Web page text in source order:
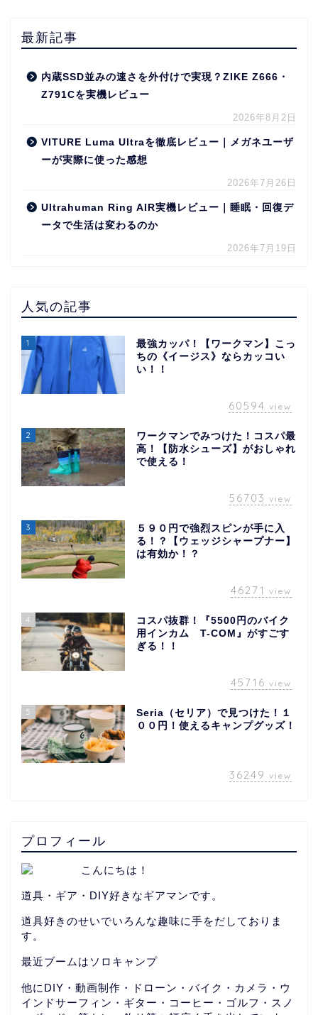
最新記事
内蔵SSD並みの速さを外付けで実現？ZIKE Z666・
Z791Cを実機レビュー
2026年8月2日
VITURE Luma Ultraを徹底レビュー｜メガネユーザ
ーが実際に使った感想
2026年7月26日
Ultrahuman Ring AIR実機レビュー｜睡眠・回復デ
ータで生活は変わるのか
2026年7月19日
人気の記事
1
最強カッパ！【ワークマン】こっ
ちの《イージス》ならカッコい
い！！
60594 view
2
ワークマンでみつけた！コスパ最
高！【防水シューズ】がおしゃれ
で使える！
56703 view
3
５９０円で強烈スピンが手に入
る！？【ウェッジシャープナー】
は有効か！？
46271 view
4
コスパ抜群！『5500円のバイク
用インカム T-COM』がすごす
ぎる！！
45716 view
5
Seria（セリア）で見つけた！１
００円！使えるキャンプグッズ！
36249 view
プロフィール
こんにちは！
道具・ギア・DIY好きなギアマンです。
道具好きのせいでいろんな趣味に手をだしておりま
す。
最近ブームはソロキャンプ
他にDIY・動画制作・ドローン・バイク・カメラ・ウ
インドサーフィン・ギター・コーヒー・ゴルフ・スノ